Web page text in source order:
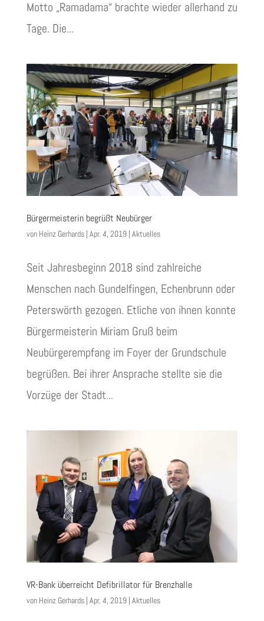
Motto „Ramadama“ brachte wieder allerhand zu
Tage. Die...
Bürgermeisterin begrüßt Neubürger
von Heinz Gerhards| Apr. 4, 2019| Aktuelles
Seit Jahresbeginn 2018 sind zahlreiche
Menschen nach Gundelfingen, Echenbrunn oder
Peterswörth gezogen. Etliche von ihnen konnte
Bürgermeisterin Miriam Gruß beim
Neubürgerempfang im Foyer der Grundschule
begrüßen. Bei ihrer Ansprache stellte sie die
Vorzüge der Stadt...
VR-Bank überreicht Defibrillator für Brenzhalle
von Heinz Gerhards| Apr. 4, 2019| Aktuelles